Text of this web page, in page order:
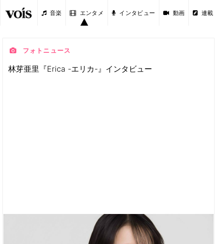
音楽 エンタメ インタビュー 動画 連載
フォトニュース
林芽亜里『Erica -エリカ-』インタビュー